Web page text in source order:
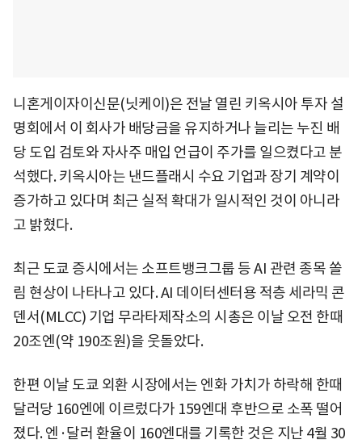
니혼게이자이신문(닛케이)은 전날 열린 키옥시아 투자 설
명회에서 이 회사가 배당금을 유지하거나 늘리는 누진 배
당 도입 검토와 자사주 매입 언급이 주가를 일으켰다고 분
석했다. 키옥시아는 낸드플래시 수요 기업과 장기 계약이
증가하고 있다며 최근 실적 확대가 일시적인 것이 아니라
고 밝혔다.
최근 도쿄 증시에서는 소프트뱅크그룹 등 AI 관련 종목 쏠
림 현상이 나타나고 있다. AI 데이터센터용 적층 세라믹 콘
덴서(MLCC) 기업 무라타제작소의 시총은 이날 오전 한때
20조엔(약 190조원)을 웃돌았다.
한편 이날 도쿄 외환 시장에서는 엔화 가치가 하락해 한때
달러당 160엔에 이르렀다가 159엔대 후반으로 소폭 떨어
졌다. 엔·달러 환율이 160엔대를 기록한 것은 지난 4월 30